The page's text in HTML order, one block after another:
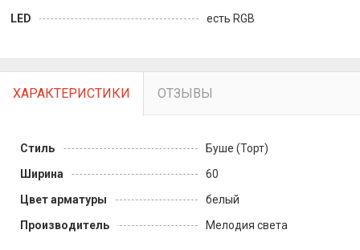
LED
есть RGB
ХАРАКТЕРИСТИКИ ОТЗЫВЫ
Стиль
Буше (Торт)
Ширина
60
Цвет арматуры
белый
Производитель
Мелодия света